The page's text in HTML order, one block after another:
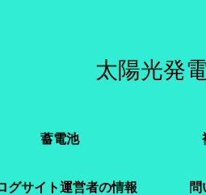
太陽光発
蓄電池
グサイト運営者の情報 問